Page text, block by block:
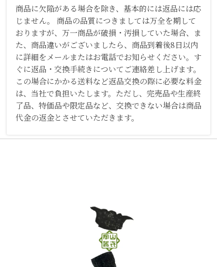
商品に欠陥がある場合を除き、基本的には返品には応
じません。 商品の品質につきましては万全を期して
おりますが、万一商品が破損・汚損していた場合、ま
た、商品違いがございましたら、商品到着後8日以内
に詳細をメールまたはお電話でお知らせください。す
ぐに返品・交換手続きについてご連絡差し上げます。
この場合にかかる送料など返品交換の際に必要な料金
は、当社で負担いたします。ただし、完売品や生産終
了品、特価品や限定品など、交換できない場合は商品
代金の返金とさせていただきます。